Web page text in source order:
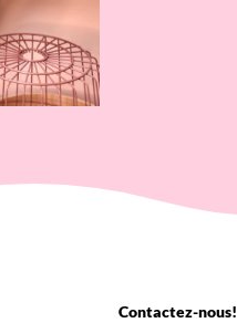
Contactez-nous!